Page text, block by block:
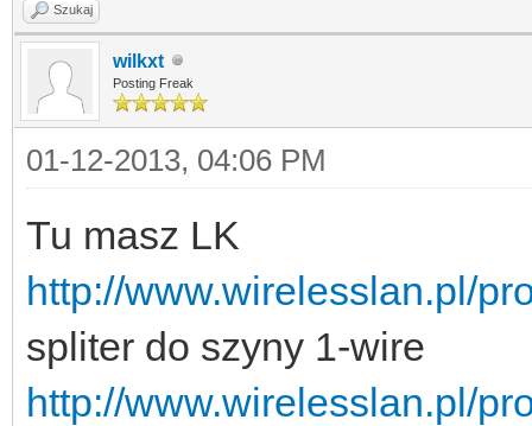
Szukaj
wilkxt
Posting Freak
01-12-2013, 04:06 PM
Tu masz LK
http://www.wirelesslan.pl/
spliter do szyny 1-wire
http://www.wirelesslan.pl/